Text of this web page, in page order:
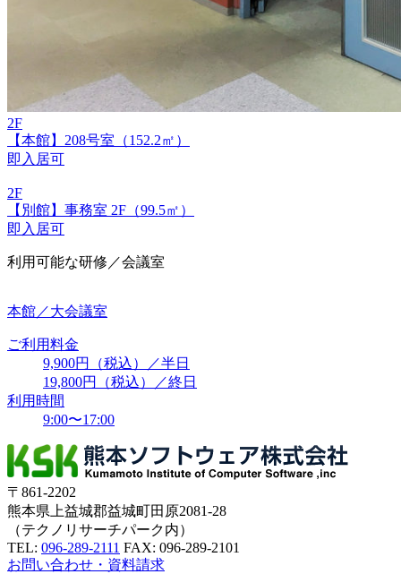
2F
【本館】208号室（152.2㎡）
即入居可
2F
【別館】事務室 2F（99.5㎡）
即入居可
利用可能な研修／会議室
本館／大会議室
ご利用料金
9,900円（税込）／半日
19,800円（税込）／終日
利用時間
9:00〜17:00
〒861-2202
熊本県上益城郡益城町田原2081-28
（テクノリサーチパーク内）
TEL: 096-289-2111 FAX: 096-289-2101
お問い合わせ・資料請求